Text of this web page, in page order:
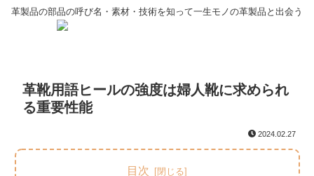
革製品の部品の呼び名・素材・技術を知って一生モノの革製品と出会う
革靴用語ヒールの強度は婦人靴に求められ
る重要性能
2024.02.27
目次